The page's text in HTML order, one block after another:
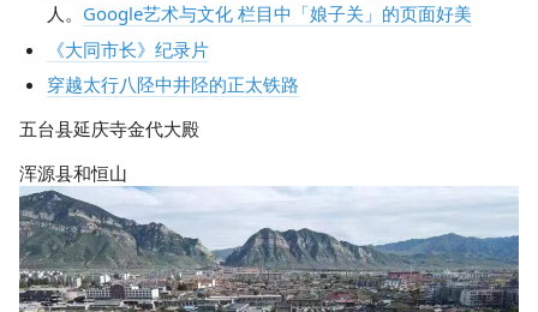
人。 Google艺术与文化 栏目中「娘子关」的页面好美
《大同市长》纪录片
穿越太行八陉中井陉的正太铁路
五台县延庆寺金代大殿
浑源县和恒山